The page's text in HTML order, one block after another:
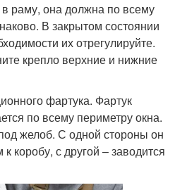
в раму, она должна по всему
В закрытом состоянии
их отрегулируйте.
крепло верхние и нижние
фартука. Фартук
по всему периметру окна.
желоб. С одной стороны он
коробу, с другой – заводится